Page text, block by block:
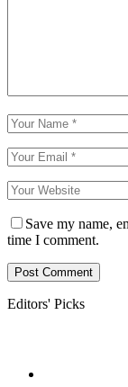
Save my name,
time I comment.
Editors' Picks